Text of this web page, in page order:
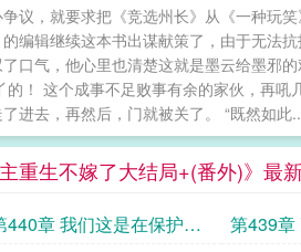
议，就要求把《竞选州长》从《一种玩
编辑继续这本书出谋献策了，由于无法
口气，他心里也清楚这就是墨云给墨邪
！ 这个成事不足败事有余的家伙，再
进去，再然后，门就被关了。 “既然如此
重生不嫁了大结局+(番外)》最
440章 我们这是在保护张
第439章